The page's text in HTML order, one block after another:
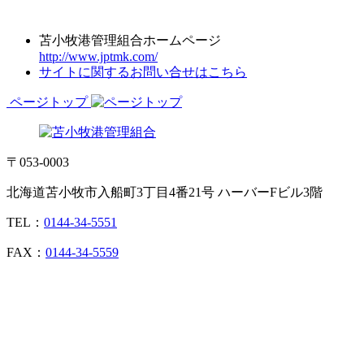
苫小牧港管理組合ホームページ
http://www.jptmk.com/
サイトに関するお問い合せはこちら
ページトップ
〒053-0003
北海道苫小牧市入船町3丁目4番21号 ハーバーFビル3階
TEL： 0144-34-5551
FAX： 0144-34-5559